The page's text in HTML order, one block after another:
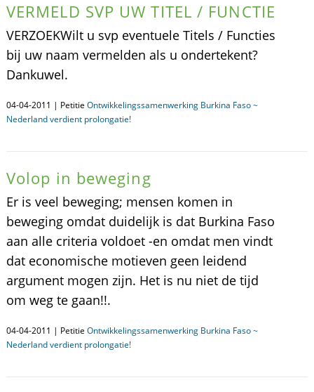
VERMELD SVP UW TITEL / FUNCTIE
VERZOEKWilt u svp eventuele Titels / Functies
bij uw naam vermelden als u ondertekent?
Dankuwel.
04-04-2011 | Petitie Ontwikkelingssamenwerking Burkina Faso ~
Nederland verdient prolongatie!
Volop in beweging
Er is veel beweging; mensen komen in
beweging omdat duidelijk is dat Burkina Faso
aan alle criteria voldoet -en omdat men vindt
dat economische motieven geen leidend
argument mogen zijn. Het is nu niet de tijd
om weg te gaan!!.
04-04-2011 | Petitie Ontwikkelingssamenwerking Burkina Faso ~
Nederland verdient prolongatie!